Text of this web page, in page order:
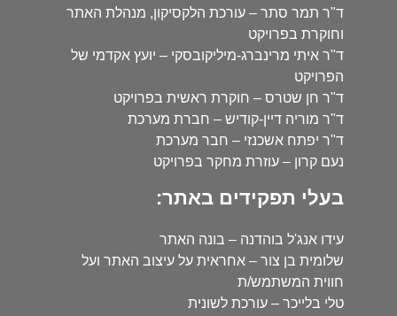
ד"ר תמר סתר – עורכת הלקסיקון, מנהלת האתר
וחוקרת בפרויקט
ד"ר איתי מרינברג-מיליקובסקי – יועץ אקדמי של
הפרויקט
ד"ר חן שטרס – חוקרת ראשית בפרויקט
ד"ר מוריה דיין-קודיש – חברת מערכת
ד"ר יפתח אשכנזי – חבר מערכת
נעם קרון – עוזרת מחקר בפרויקט
בעלי תפקידים באתר:
עידו אנג'ל בוהדנה – בונה האתר
שלומית בן צור – אחראית על עיצוב האתר ועל
חווית המשתמש/ת
טלי בלייכר – עורכת לשונית